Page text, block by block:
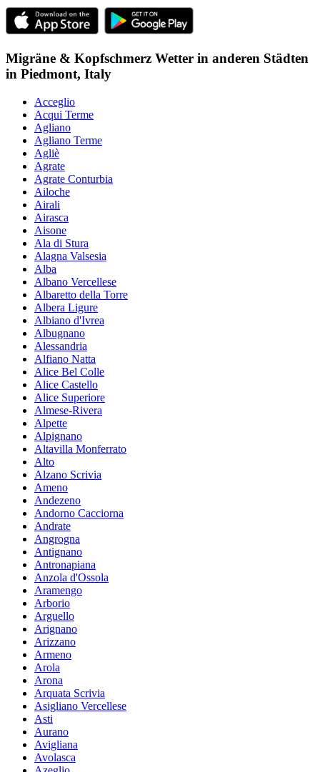
Migräne & Kopfschmerz Wetter in anderen Städten
in Piedmont, Italy
Acceglio
Acqui Terme
Agliano
Agliano Terme
Agliè
Agrate
Agrate Conturbia
Ailoche
Airali
Airasca
Aisone
Ala di Stura
Alagna Valsesia
Alba
Albano Vercellese
Albaretto della Torre
Albera Ligure
Albiano d'Ivrea
Albugnano
Alessandria
Alfiano Natta
Alice Bel Colle
Alice Castello
Alice Superiore
Almese-Rivera
Alpette
Alpignano
Altavilla Monferrato
Alto
Alzano Scrivia
Ameno
Andezeno
Andorno Cacciorna
Andrate
Angrogna
Antignano
Antronapiana
Anzola d'Ossola
Aramengo
Arborio
Arguello
Arignano
Arizzano
Armeno
Arola
Arona
Arquata Scrivia
Asigliano Vercellese
Asti
Aurano
Avigliana
Avolasca